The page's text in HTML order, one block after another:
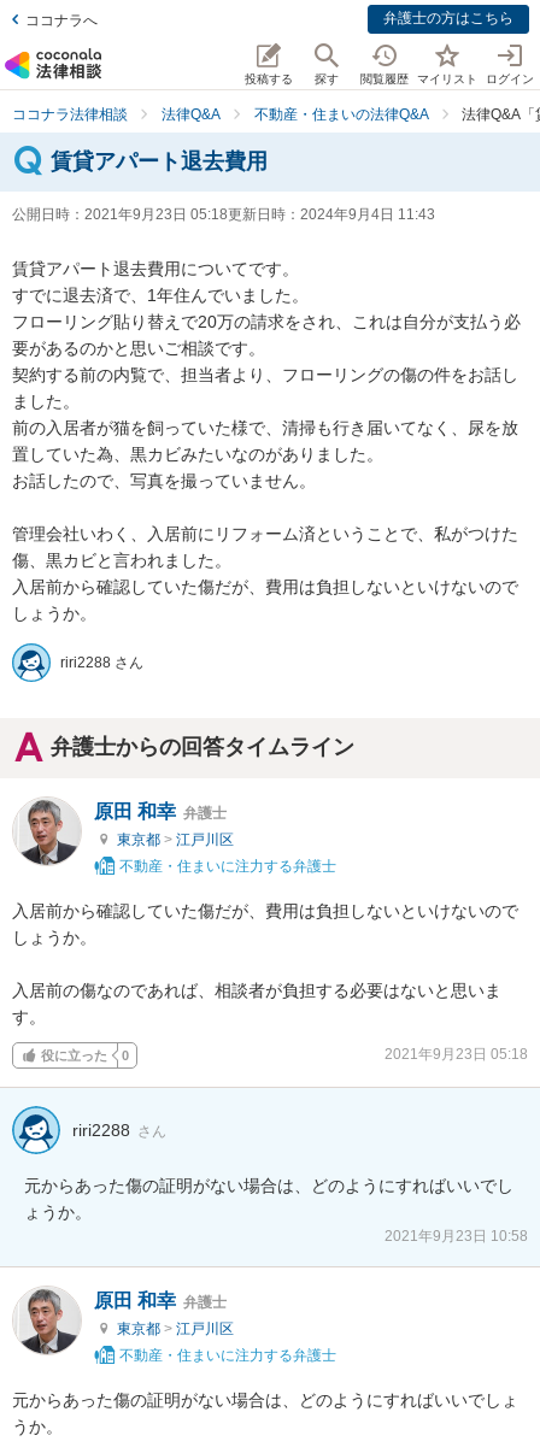
ココナラへ 弁護士の方はこちら
投稿する 探す 閲覧履歴 マイリスト ログイン
ココナラ法律相談 法律Q&A 不動産・住まいの法律Q&A 法律Q&A「
賃貸アパート退去費用
公開日時： 2021年9月23日 05:18更新日時： 2024年9月4日 11:43
賃貸アパート退去費用についてです。
すでに退去済で、1年住んでいました。
フローリング貼り替えで20万の請求をされ、これは自分が支払う必
要があるのかと思いご相談です。
契約する前の内覧で、担当者より、フローリングの傷の件をお話し
ました。
前の入居者が猫を飼っていた様で、清掃も行き届いてなく、尿を放
置していた為、黒カビみたいなのがありました。
お話したので、写真を撮っていません。
管理会社いわく、入居前にリフォーム済ということで、私がつけた
傷、黒カビと言われました。
入居前から確認していた傷だが、費用は負担しないといけないので
しょうか。
riri2288 さん
弁護士からの回答タイムライン
原田 和幸 弁護士
東京都 > 江戸川区
不動産・住まいに注力する弁護士
入居前から確認していた傷だが、費用は負担しないといけないので
しょうか。
入居前の傷なのであれば、相談者が負担する必要はないと思いま
す。
役に立った 0 2021年9月23日 05:18
riri2288 さん
元からあった傷の証明がない場合は、どのようにすればいいでし
ょうか。
2021年9月23日 10:58
原田 和幸 弁護士
東京都 > 江戸川区
不動産・住まいに注力する弁護士
元からあった傷の証明がない場合は、どのようにすればいいでしょ
うか。